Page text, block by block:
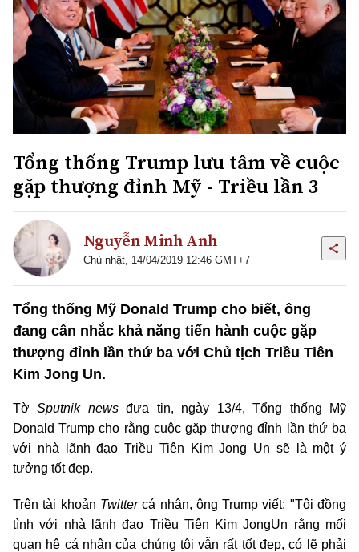
Tổng thống Trump lưu tâm về cuộc
gặp thượng đỉnh Mỹ - Triều lần 3
Nguyễn Minh Anh
Chủ nhật, 14/04/2019 12:46 GMT+7
Tổng thống Mỹ Donald Trump cho biết, ông
đang cân nhắc khả năng tiến hành cuộc gặp
thượng đỉnh lần thứ ba với Chủ tịch Triều Tiên
Kim Jong Un.
TờSputnik newsđưa tin, ngày 13/4, Tổng thống Mỹ
Donald Trump cho rằng cuộc gặp thượng đỉnh lần thứ ba
với nhà lãnh đạo Triều Tiên Kim Jong Un sẽ là một ý
tưởng tốt đẹp.
Trên tài khoản Twittercá nhân, ông Trump viết: "Tôi đồng
tình với nhà lãnh đạo Triều Tiên Kim JongUn rằng mối
quan hệ cá nhân của chúng tôi vẫn rất tốt đẹp, có lẽ phải